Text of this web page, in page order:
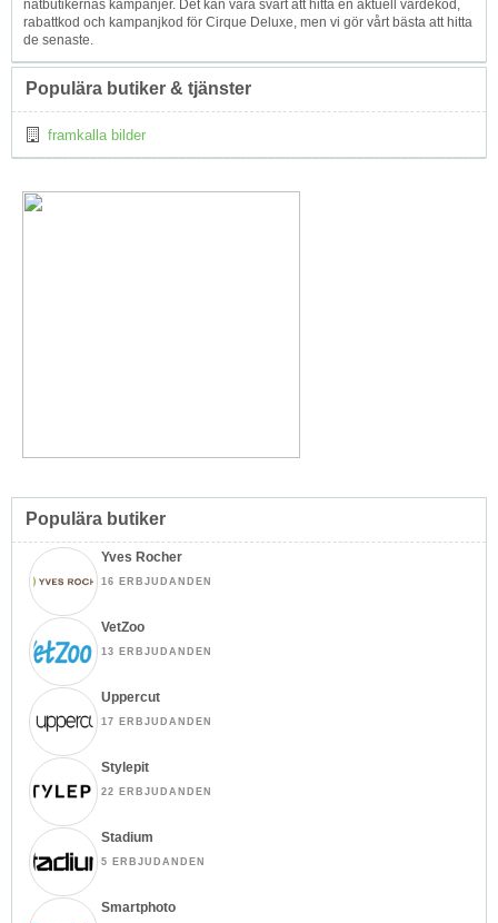
nätbutikernas kampanjer. Det kan vara svårt att hitta en aktuell värdekod,
rabattkod och kampanjkod för Cirque Deluxe, men vi gör vårt bästa att hitta
de senaste.
Populära butiker & tjänster
framkalla bilder
Populära butiker
Yves Rocher
16 ERBJUDANDEN
VetZoo
13 ERBJUDANDEN
Uppercut
17 ERBJUDANDEN
Stylepit
22 ERBJUDANDEN
Stadium
5 ERBJUDANDEN
Smartphoto